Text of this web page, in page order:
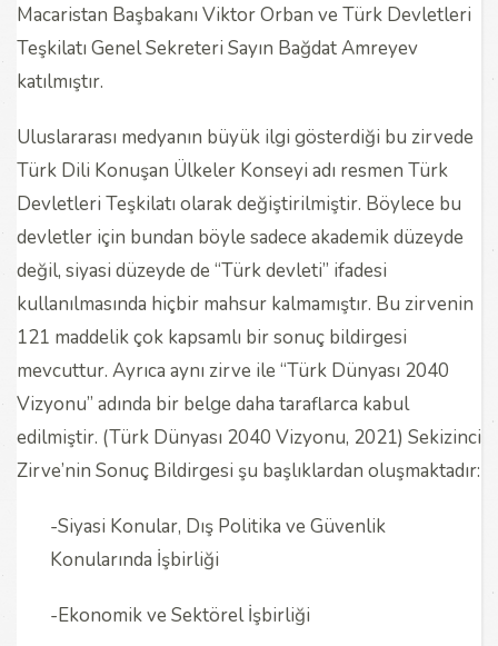
Macaristan Başbakanı Viktor Orban ve Türk Devletleri
Teşkilatı Genel Sekreteri Sayın Bağdat Amreyev
katılmıştır.
Uluslararası medyanın büyük ilgi gösterdiği bu zirvede
Türk Dili Konuşan Ülkeler Konseyi adı resmen Türk
Devletleri Teşkilatı olarak değiştirilmiştir. Böylece bu
devletler için bundan böyle sadece akademik düzeyde
değil, siyasi düzeyde de “Türk devleti” ifadesi
kullanılmasında hiçbir mahsur kalmamıştır. Bu zirvenin
121 maddelik çok kapsamlı bir sonuç bildirgesi
mevcuttur. Ayrıca aynı zirve ile “Türk Dünyası 2040
Vizyonu” adında bir belge daha taraflarca kabul
edilmiştir. (Türk Dünyası 2040 Vizyonu, 2021) Sekizinci
Zirve’nin Sonuç Bildirgesi şu başlıklardan oluşmaktadır:
-Siyasi Konular, Dış Politika ve Güvenlik
Konularında İşbirliği
-Ekonomik ve Sektörel İşbirliği